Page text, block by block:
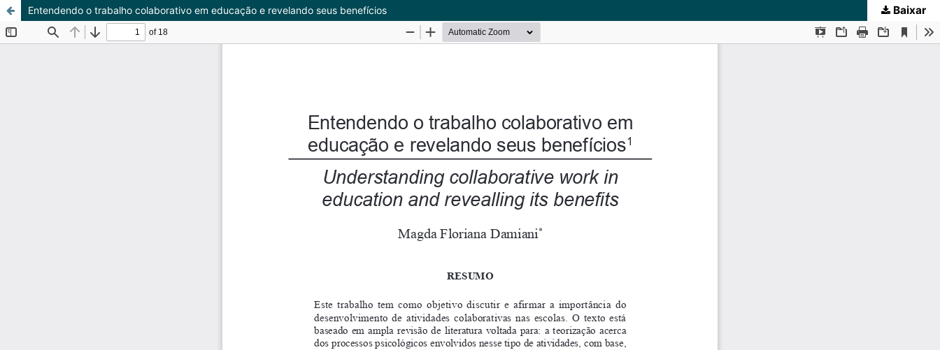
Entendendo o trabalho colaborativo em educação e revelando seus benefícios Baixar